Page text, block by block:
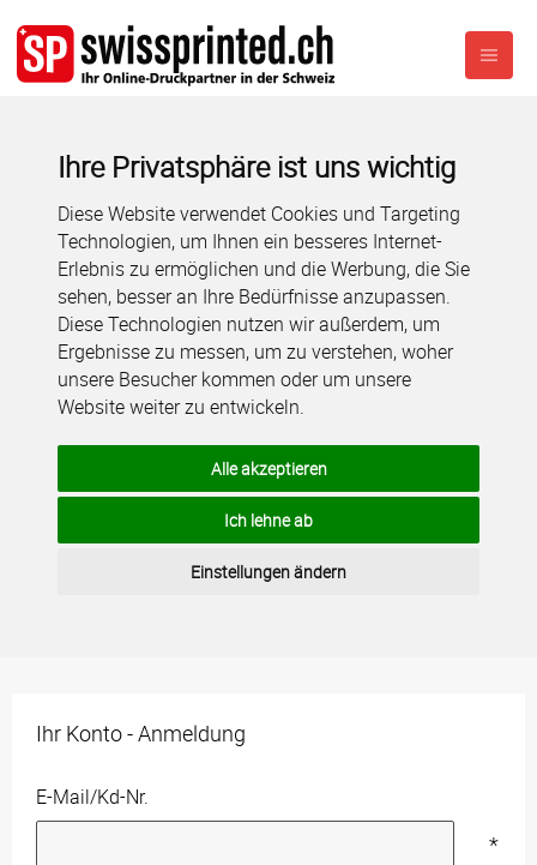
Ihre Privatsphäre ist uns wichtig
Diese Website verwendet Cookies und Targeting
Technologien, um Ihnen ein besseres Internet-
Erlebnis zu ermöglichen und die Werbung, die Sie
sehen, besser an Ihre Bedürfnisse anzupassen.
Diese Technologien nutzen wir außerdem, um
Ergebnisse zu messen, um zu verstehen, woher
unsere Besucher kommen oder um unsere
Website weiter zu entwickeln.
Alle akzeptieren
Ich lehne ab
Einstellungen ändern
Ihr Konto - Anmeldung
E-Mail/Kd-Nr.
*